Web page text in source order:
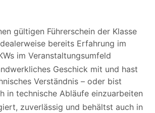
gültigen Führerschein der Klasse
bereits Erfahrung im
im Veranstaltungsumfeld
Geschick mit und hast
Verständnis – oder bist
in technische Abläufe einzuarbeiten
zuverlässig und behältst auch in